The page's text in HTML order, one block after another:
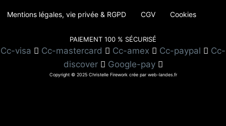
Mentions légales, vie privée & RGPD CGV Cookies
PAIEMENT 100 % SÉCURISÉ
Cc-visa Cc-mastercard Cc-amex Cc-paypal
Cc-
discover
Google-pay
Copyright © 2025 Christelle Firework crée par web-landes.fr